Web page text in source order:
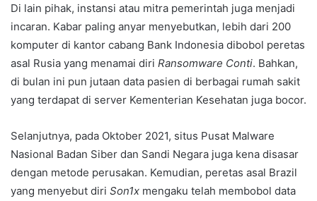
Di lain pihak, instansi atau mitra pemerintah juga menjadi
incaran. Kabar paling anyar menyebutkan, lebih dari 200
komputer di kantor cabang Bank Indonesia dibobol peretas
asal Rusia yang menamai diri Ransomware Conti. Bahkan,
di bulan ini pun jutaan data pasien di berbagai rumah sakit
yang terdapat di server Kementerian Kesehatan juga bocor.
Selanjutnya, pada Oktober 2021, situs Pusat Malware
Nasional Badan Siber dan Sandi Negara juga kena disasar
dengan metode perusakan. Kemudian, peretas asal Brazil
yang menyebut diri Son1x mengaku telah membobol data